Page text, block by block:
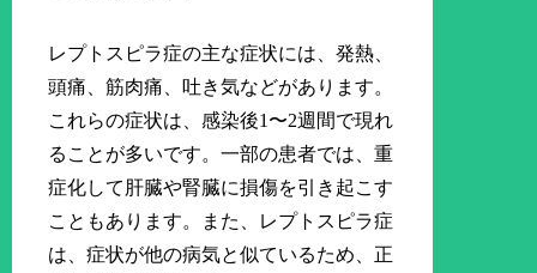
レプトスピラ症の主な症状には、発熱、
頭痛、筋肉痛、吐き気などがあります。
これらの症状は、感染後1〜2週間で現れ
ることが多いです。一部の患者では、重
症化して肝臓や腎臓に損傷を引き起こす
こともあります。また、レプトスピラ症
は、症状が他の病気と似ているため、正